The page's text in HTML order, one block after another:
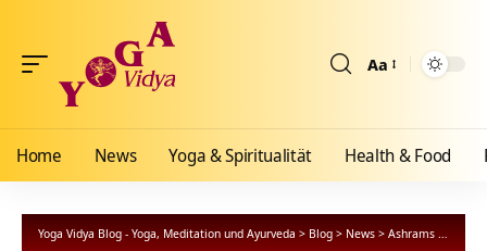
Aa
Home News Yoga & Spiritualität Health & Food
Yoga Vidya Blog - Yoga, Meditation und Ayurveda > Blog > News > Ashrams